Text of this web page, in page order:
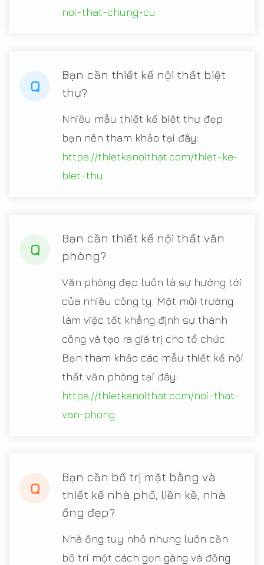
noi-that-chung-cu
Q
Bạn cần thiết kế nội thất biệt
thự?
Nhiều mẫu thiết kế biệt thự đẹp
bạn nên tham khảo tại đây:
https://thietkenoithat.com/thiet-ke-
biet-thu
Q
Bạn cần thiết kế nội thất văn
phòng?
Văn phòng đẹp luôn là sự hướng tới
của nhiều công ty. Một môi trường
làm việc tốt khẳng định sự thành
công và tạo ra giá trị cho tổ chức.
Bạn tham khảo các mẫu thiết kế nội
thất văn phòng tại đây:
https://thietkenoithat.com/noi-that-
van-phong
Q
Bạn cần bố trị mặt bằng và
thiết kế nhà phố, liền kề, nhà
ống đẹp?
Nhà ống tuy nhỏ nhưng luôn cần
bố trí một cách gọn gàng và đồng